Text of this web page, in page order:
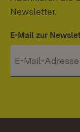
Newsletter.
E-Mail zur